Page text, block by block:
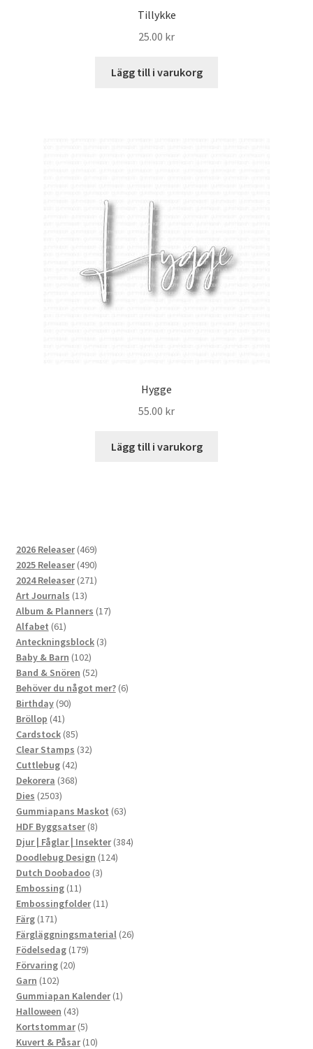
Tillykke
25.00 kr
Lägg till i varukorg
Hygge
55.00 kr
Lägg till i varukorg
2026 Releaser 469469
produkter
2025 Releaser 490490
produkter
2024 Releaser 271271
Art Journals 1313
produkter
Album & Planners 1717
Alfabet 6161
produkter
Anteckningsblock 33
Baby & Barn 102102
produkter
Band & Snören 5252
produkter
Behöver du något mer? 66
Birthday 9090
Bröllop 4141
produkter
Cardstock 8585
produkter
Clear Stamps 3232
Cuttlebug 4242
produkter
Dekorera 368368
Dies 25032503
produkter
Gummiapans Maskot 6363
HDF Byggsatser 88
produkter
Djur | Fåglar | Insekter 384384
Doodlebug Design 124124
Dutch Doobadoo 33
Embossing 1111
produkter
Embossingfolder 1111
Färg 171171
produkter
Färgläggningsmaterial 2626
Födelsedag 179179
Förvaring 2020
Garn 102102
produkter
Gummiapan Kalender 11
Halloween 4343
produkter
Kortstommar 55
produkter
Kuvert & Påsar 1010